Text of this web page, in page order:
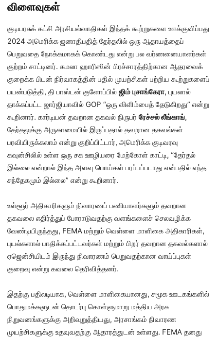
விளைவுகள்
குடியரசுக் கட்சி அரசியல்வாதிகள் இந்தக் கூற்றுகளை ஊக்குவிப்பது
2024 அமெரிக்க ஜனாதிபதித் தேர்தலில் ஒரு ஆதாயத்தைப்
பெறுவதை நோக்கமாகக் கொண்டது என்று பல வர்ணனையாளர்கள்
குற்றம் சாட்டினர். கமலா ஹாரிஸின் பிரச்சாரத்திற்கான ஆதரவைக்
குறைக்க பிடன் நிர்வாகத்தின் பதில் முயற்சிகள் பற்றிய கூற்றுகளைப்
பயன்படுத்தி, தி பாஸ்டன் குளோப்பில் ஜிம் புசாங்கேரா, புயலால்
தாக்கப்பட்ட ஜார்ஜியாவில் GOP “ஒரு விளிம்பைத் தேடுகிறது” என்று
கூறினார். கார்டியன் தவறான தகவல் நிருபர் ரேச்சல் லீங்காங்,
தேர்தலுக்கு அருகாமையில் இருப்பதால் தவறான தகவல்கள்
பரவியிருக்கலாம் என்று குறிப்பிட்டார், அமெரிக்க குடிவரவு
கவுன்சிலில் உள்ள ஒரு சக ஊழியரை மேற்கோள் காட்டி, “தேர்தல்
இல்லை என்றால் இந்த அளவு பொய்கள் பரப்பப்படாது என்பதில் எந்த
சந்தேகமும் இல்லை” என்று கூறினார்.
உள்ளூர் அதிகாரிகளும் நிவாரணப் பணியாளர்களும் தவறான
தகவலை எதிர்த்துப் போராடுவதற்கு வளங்களைச் செலவழிக்க
வேண்டியிருந்தது, FEMA மற்றும் வெள்ளை மாளிகை அதிகாரிகள்,
புயல்களால் பாதிக்கப்பட்டவர்கள் மற்றும் பிறர் தவறான தகவல்களால்
ஏஜென்சியிடம் இருந்து நிவாரணம் பெறுவதற்கான வாய்ப்புகள்
குறைவு என்று கவலை தெரிவித்தனர்.
இதற்கு பதிலடியாக, வெள்ளை மாளிகையானது, சமூக ஊடகங்களில்
பொதுமக்களுடன் தொடர்பு கொள்ளுமாறு மத்திய அரசு
நிறுவனங்களுக்கு அறிவுறுத்தியது, அரசாங்கம் நிவாரண
முயற்சிகளுக்கு உதவுவதற்கு ஆதாரத்துடன் உள்ளது. FEMA தனது